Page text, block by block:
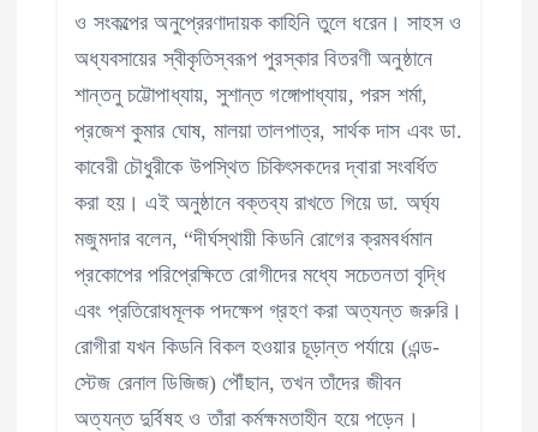
ও সংকল্পের অনুপ্রেরণাদায়ক কাহিনি তুলে ধরেন। সাহস ও
অধ্যবসায়ের স্বীকৃতিস্বরূপ পুরস্কার বিতরণী অনুষ্ঠানে
শান্তনু চট্টোপাধ্যায়, সুশান্ত গঙ্গোপাধ্যায়, পরস শর্মা,
প্রজেশ কুমার ঘোষ, মালয়া তালপাত্র, সার্থক দাস এবং ডা.
কাবেরী চৌধুরীকে উপস্থিত চিকিৎসকদের দ্বারা সংবর্ধিত
করা হয়। এই অনুষ্ঠানে বক্তব্য রাখতে গিয়ে ডা. অর্ঘ্য
মজুমদার বলেন, “দীর্ঘস্থায়ী কিডনি রোগের ক্রমবর্ধমান
প্রকোপের পরিপ্রেক্ষিতে রোগীদের মধ্যে সচেতনতা বৃদ্ধি
এবং প্রতিরোধমূলক পদক্ষেপ গ্রহণ করা অত্যন্ত জরুরি।
রোগীরা যখন কিডনি বিকল হওয়ার চূড়ান্ত পর্যায়ে (এন্ড-
স্টেজ রেনাল ডিজিজ) পৌঁছান, তখন তাঁদের জীবন
অত্যন্ত দুর্বিষহ ও তাঁরা কর্মক্ষমতাহীন হয়ে পড়েন।